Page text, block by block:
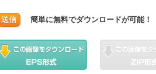
送信 簡単に無料でダウンロードが可能！